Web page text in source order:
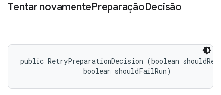
Tentar novamentePreparaçãoDecisão
public RetryPreparationDecision (boolean
                boolean shouldFailRun)